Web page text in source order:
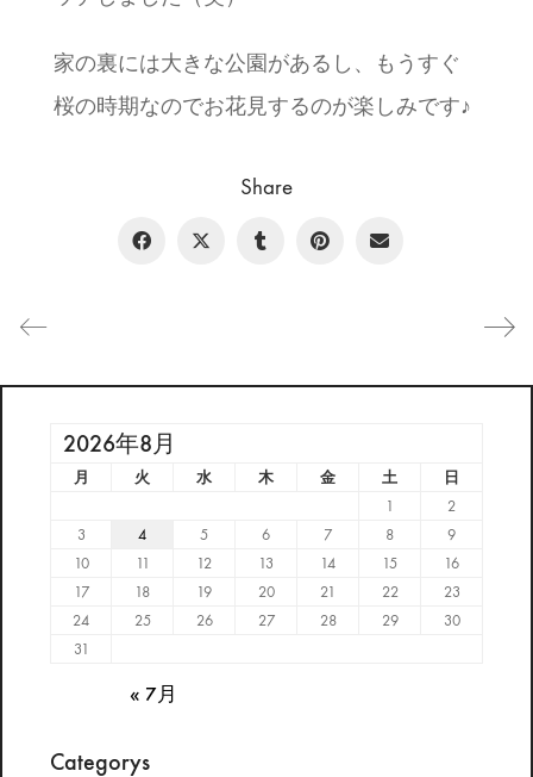
家の裏には大きな公園があるし、もうすぐ
桜の時期なのでお花見するのが楽しみです♪
Share
2026年8月
月 火 水 木 金 土
日
1
2
3
4 5 6 7 8
9
10
11 12 13 14 15
16
17
18 19 20 21 22
23
24
25 26 27 28 29
30
31
« 7月
Categorys